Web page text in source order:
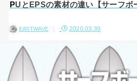
PUとEPSの素材の違い【サーフボ
EASTWAVE 2020.03.30